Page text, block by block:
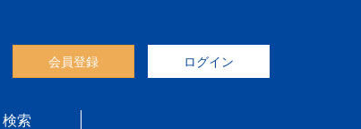
会員登録 ログイン
検索